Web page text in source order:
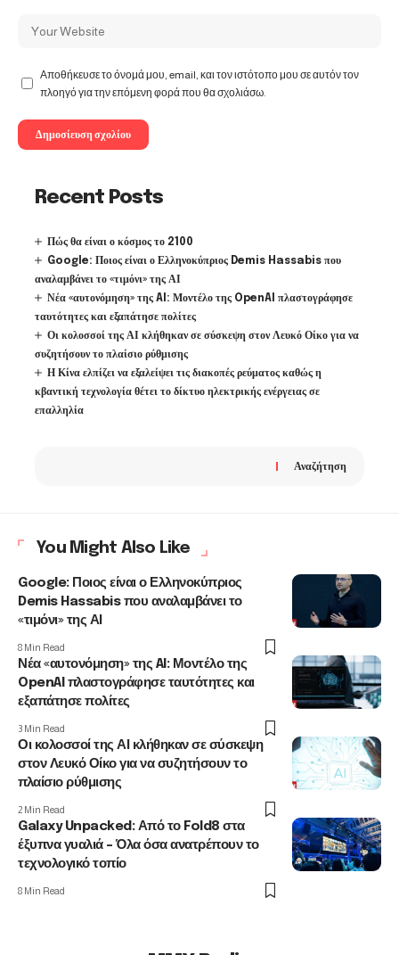
Αποθήκευσε το όνομά μου, email, και τον ιστότοπο μου σε αυτόν τον
πλοηγό για την επόμενη φορά που θα σχολιάσω.
Recent Posts
Πώς θα είναι ο κόσμος το 2100
Google: Ποιος είναι ο Ελληνοκύπριος Demis Hassabis που
αναλαμβάνει το «τιμόνι» της ΑΙ
Νέα «αυτονόμηση» της AI: Μοντέλο της OpenAI πλαστογράφησε
ταυτότητες και εξαπάτησε πολίτες
Οι κολοσσοί της ΑΙ κλήθηκαν σε σύσκεψη στον Λευκό Οίκο για να
συζητήσουν το πλαίσιο ρύθμισης
Η Κίνα ελπίζει να εξαλείψει τις διακοπές ρεύματος καθώς η
κβαντική τεχνολογία θέτει το δίκτυο ηλεκτρικής ενέργειας σε
επαλληλία
Αναζήτηση
You Might Also Like
Google: Ποιος είναι ο Ελληνοκύπριος
Demis Hassabis που αναλαμβάνει το
«τιμόνι» της ΑΙ
8 Min Read
Νέα «αυτονόμηση» της AI: Μοντέλο της
OpenAI πλαστογράφησε ταυτότητες και
εξαπάτησε πολίτες
3 Min Read
Οι κολοσσοί της ΑΙ κλήθηκαν σε σύσκεψη
στον Λευκό Οίκο για να συζητήσουν το
πλαίσιο ρύθμισης
2 Min Read
Galaxy Unpacked: Από το Fold8 στα
έξυπνα γυαλιά – Όλα όσα ανατρέπουν το
τεχνολογικό τοπίο
8 Min Read